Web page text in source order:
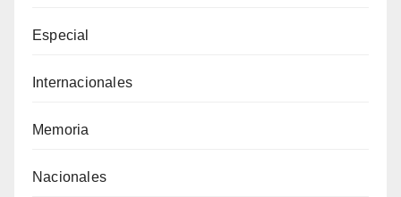
Especial
Internacionales
Memoria
Nacionales